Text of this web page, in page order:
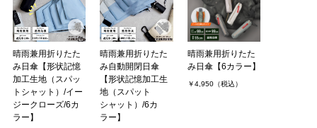
晴雨兼用折りたた
み日傘【形状記憶
加工生地（スパッ
トシャット）/イー
ジークローズ/6カ
ラー】
晴雨兼用折りたた
み自動開閉日傘
【形状記憶加工生
地（スパット
シャット）/6カ
ラー】
晴雨兼用折りたた
み日傘【6カラー】
￥4,950（税込）